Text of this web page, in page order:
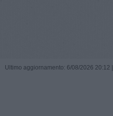
Ultimo aggiornamento: 6/08/2026 20:12 |